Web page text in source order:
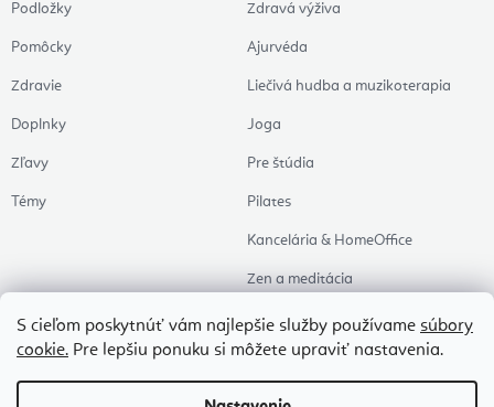
S cieľom poskytnúť vám najlepšie služby používame súbory
cookie. Pre lepšiu ponuku si môžete upraviť nastavenia.
Podložky
Pomôcky
Zdravie
Doplnky
Zľavy
Témy
Zdravá výživa
Ajurvéda
Liečivá hudba a muzikoterapia
Joga
Pre štúdia
Pilates
Kancelária & HomeOffice
Zen a meditácia
Aromaterapia
Zdravý spánok
Naše obľúbené